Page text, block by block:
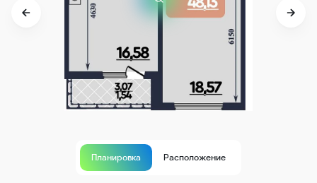
Планировка Расположение